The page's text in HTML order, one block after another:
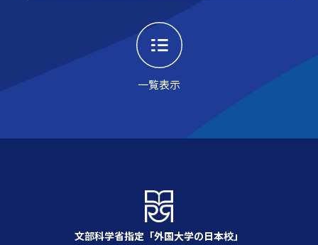
一覧表示
文部科学省指定「外国大学の日本校」